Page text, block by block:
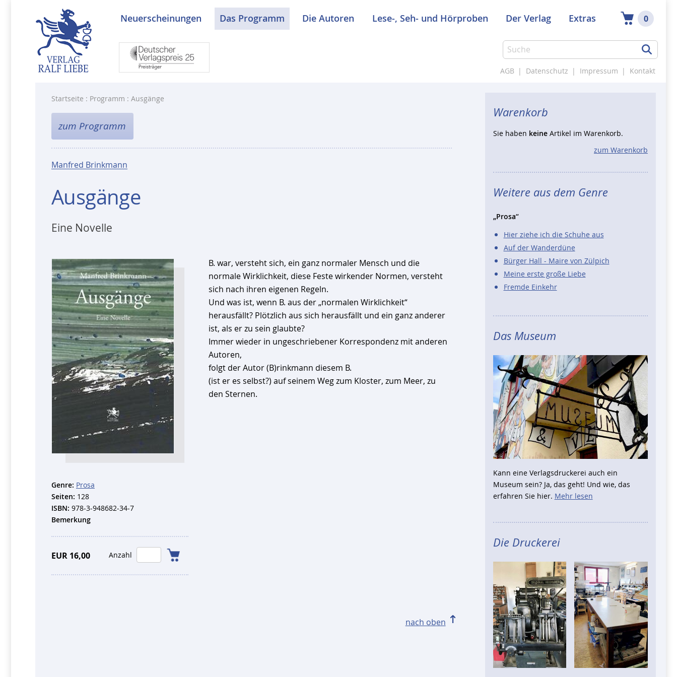
Neuerscheinungen Das Programm Die Autoren Lese-, Seh- und Hörproben Der Verlag Extras 0
AGB | Datenschutz | Impressum | Kontakt
Startseite : Programm : Ausgänge
zum Programm
Manfred Brinkmann
Ausgänge
Eine Novelle
Genre: Prosa
Seiten: 128
ISBN: 978-3-948682-34-7
Bemerkung
EUR 16,00 Anzahl
B. war, versteht sich, ein ganz normaler Mensch und die
normale Wirklichkeit, diese Feste wirkender Normen, versteht
sich nach ihren eigenen Regeln.
Und was ist, wenn B. aus der „normalen Wirklichkeit“
herausfällt? Plötzlich aus sich herausfällt und ein ganz anderer
ist, als er zu sein glaubte?
Immer wieder in ungeschriebener Korrespondenz mit anderen
Autoren,
folgt der Autor (B)rinkmann diesem B.
(ist er es selbst?) auf seinem Weg zum Kloster, zum Meer, zu
den Sternen.
nach oben
Warenkorb
Sie haben keineArtikel im Warenkorb.
zum Warenkorb
Weitere aus dem Genre
„Prosa“
Hier ziehe ich die Schuhe aus
Auf der Wanderdüne
Bürger Hall - Maire von Zülpich
Meine erste große Liebe
Fremde Einkehr
Das Museum
Kann eine Verlagsdruckerei auch ein
Museum sein? Ja, das geht! Und wie, das
erfahren Sie hier. Mehr lesen
Die Druckerei